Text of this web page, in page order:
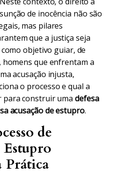
de inocência não são
mas pilares
que a justiça seja
objetivo guiar, de
homens que enfrentam a
acusação injusta,
o processo e qual a
para construir uma defesa
acusação de estupro.
de
Estupro
Prática